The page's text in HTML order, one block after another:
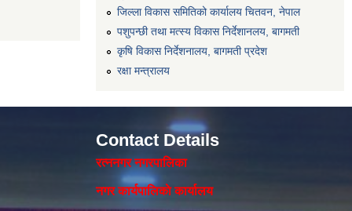
जिल्ला विकास समितिको कार्यालय चितवन, नेपाल
पशुपन्छी तथा मत्स्य विकास निर्देशानलय, बागमती
कृषि विकास निर्देशनालय, बागमती प्रदेश
रक्षा मन्त्रालय
Contact Details
रत्ननगर नगरपालिका
नगर कार्यपालिकाे कार्यालय‍